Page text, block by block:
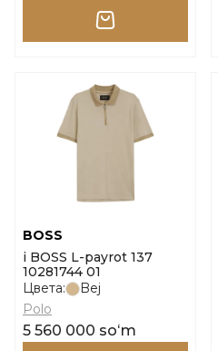
BOSS
i BOSS L-payrot 137
10281744 01
Цвета:
Bej
Polo
5 560 000 soʻm